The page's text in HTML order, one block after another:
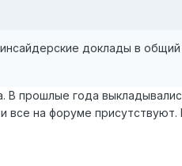
доклады в
прошлые года
все на форуме